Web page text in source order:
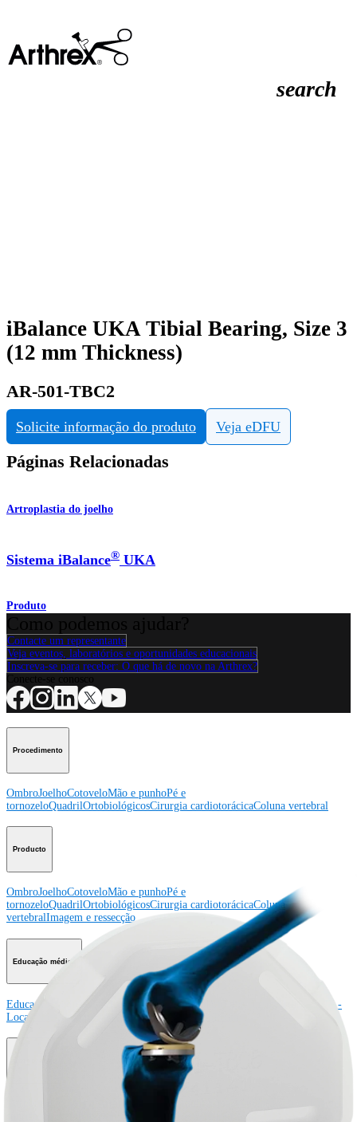
search
iBalance UKA Tibial Bearing, Size 3
(12 mm Thickness)
AR-501-TBC2
Solicite informação do produto Veja eDFU
Páginas Relacionadas
Artroplastia do joelho
Sistema iBalance® UKA
Produto
Contacte um representante
Veja eventos, laboratórios e oportunidades educacionais
Inscreva-se para receber: O que há de novo na Arthrex?
Procedimento
OmbroJoelhoCotoveloMão e punhoPé e
tornozeloQuadrilOrtobiológicosCirurgia cardiotorácicaColuna vertebral
Producto
OmbroJoelhoCotoveloMão e punhoPé e
tornozeloQuadrilOrtobiológicosCirurgia cardiotorácicaColuna
vertebralImagem e ressecção
Educação médica
Educação médica Descrição dos cursosCalendário dos cursos
ArthroLab™ -
Locais
Nossa equipe de educação médica OrthoPedia
Sobre a Arthrex Eventos comunitários
Bolsas e doações